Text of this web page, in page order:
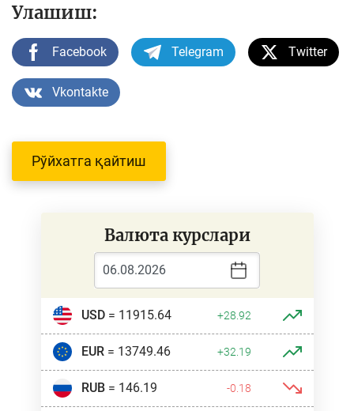
Улашиш:
Facebook Telegram Twitter
Vkontakte
Рўйхатга қайтиш
Валюта курслари
USD= 11915.64 +28.92
EUR= 13749.46 +32.19
RUB= 146.19 -0.18